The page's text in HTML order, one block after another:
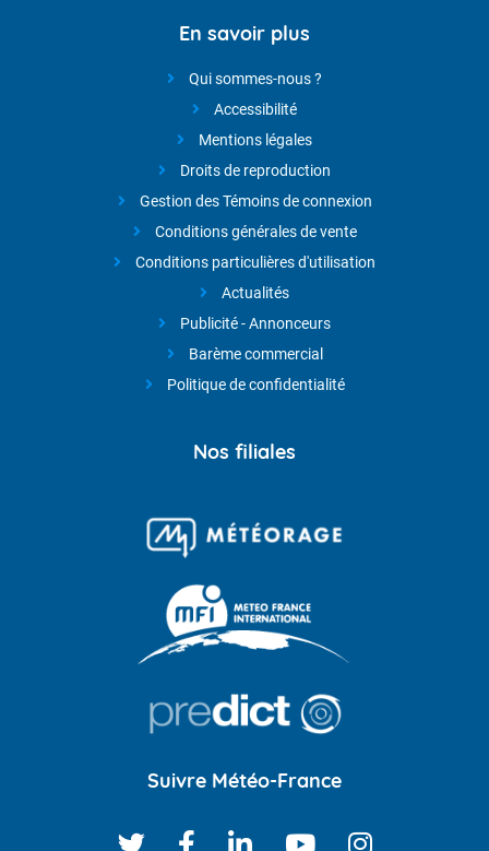
En savoir plus
Qui sommes-nous ?
Accessibilité
Mentions légales
Droits de reproduction
Gestion des Témoins de connexion
Conditions générales de vente
Conditions particulières d'utilisation
Actualités
Publicité - Annonceurs
Barème commercial
Politique de confidentialité
Nos filiales
Suivre Météo-France